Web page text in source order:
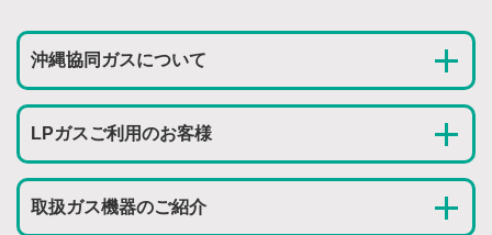
沖縄協同ガスについて
LPガスご利用のお客様
取扱ガス機器のご紹介